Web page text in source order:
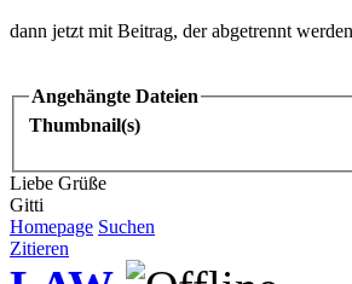
dann jetzt mit Beitrag, der abgetrennt
Angehängte Dateien
Thumbnail(s)
Liebe Grüße
Gitti
Homepage Suchen
Zitieren